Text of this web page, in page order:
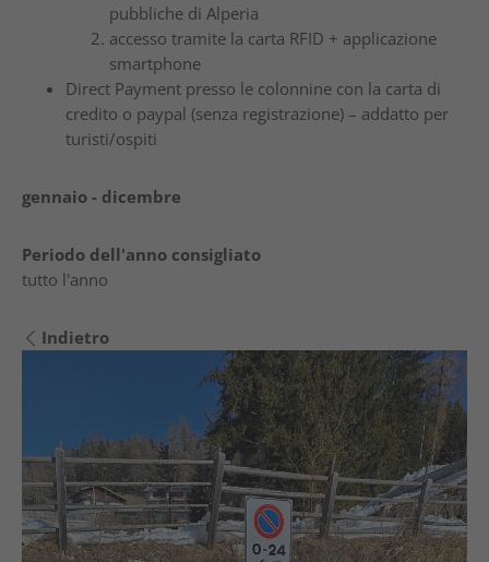
pubbliche di Alperia
accesso tramite la carta RFID + applicazione
smartphone
Direct Payment presso le colonnine con la carta di
credito o paypal (senza registrazione) – addatto per
turisti/ospiti
gennaio - dicembre
Periodo dell'anno consigliato
tutto l'anno
Indietro